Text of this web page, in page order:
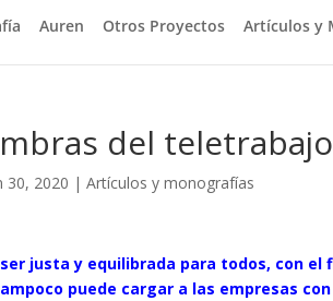
Auren Otros Proyectos Artículos y
del teletrabajo
30, 2020 |Artículos y monografías
justa y equilibrada para todos, con el
puede cargar a las empresas